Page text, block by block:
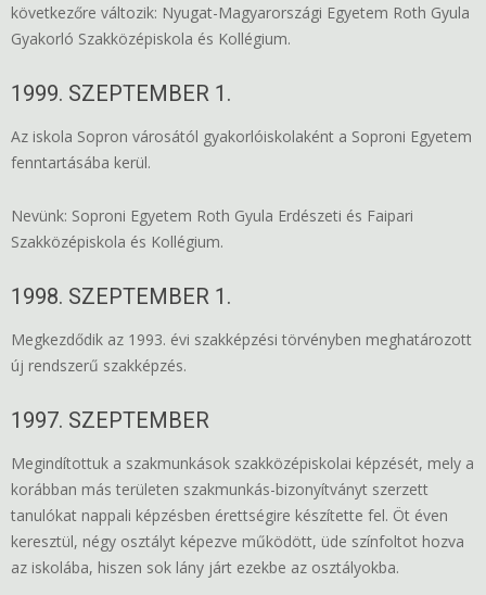
következőre változik: Nyugat-Magyarországi Egyetem Roth Gyula
Gyakorló Szakközépiskola és Kollégium.
1999. SZEPTEMBER 1.
Az iskola Sopron városától gyakorlóiskolaként a Soproni Egyetem
fenntartásába kerül.
Nevünk: Soproni Egyetem Roth Gyula Erdészeti és Faipari
Szakközépiskola és Kollégium.
1998. SZEPTEMBER 1.
Megkezdődik az 1993. évi szakképzési törvényben meghatározott
új rendszerű szakképzés.
1997. SZEPTEMBER
Megindítottuk a szakmunkások szakközépiskolai képzését, mely a
korábban más területen szakmunkás-bizonyítványt szerzett
tanulókat nappali képzésben érettségire készítette fel. Öt éven
keresztül, négy osztályt képezve működött, üde színfoltot hozva
az iskolába, hiszen sok lány járt ezekbe az osztályokba.